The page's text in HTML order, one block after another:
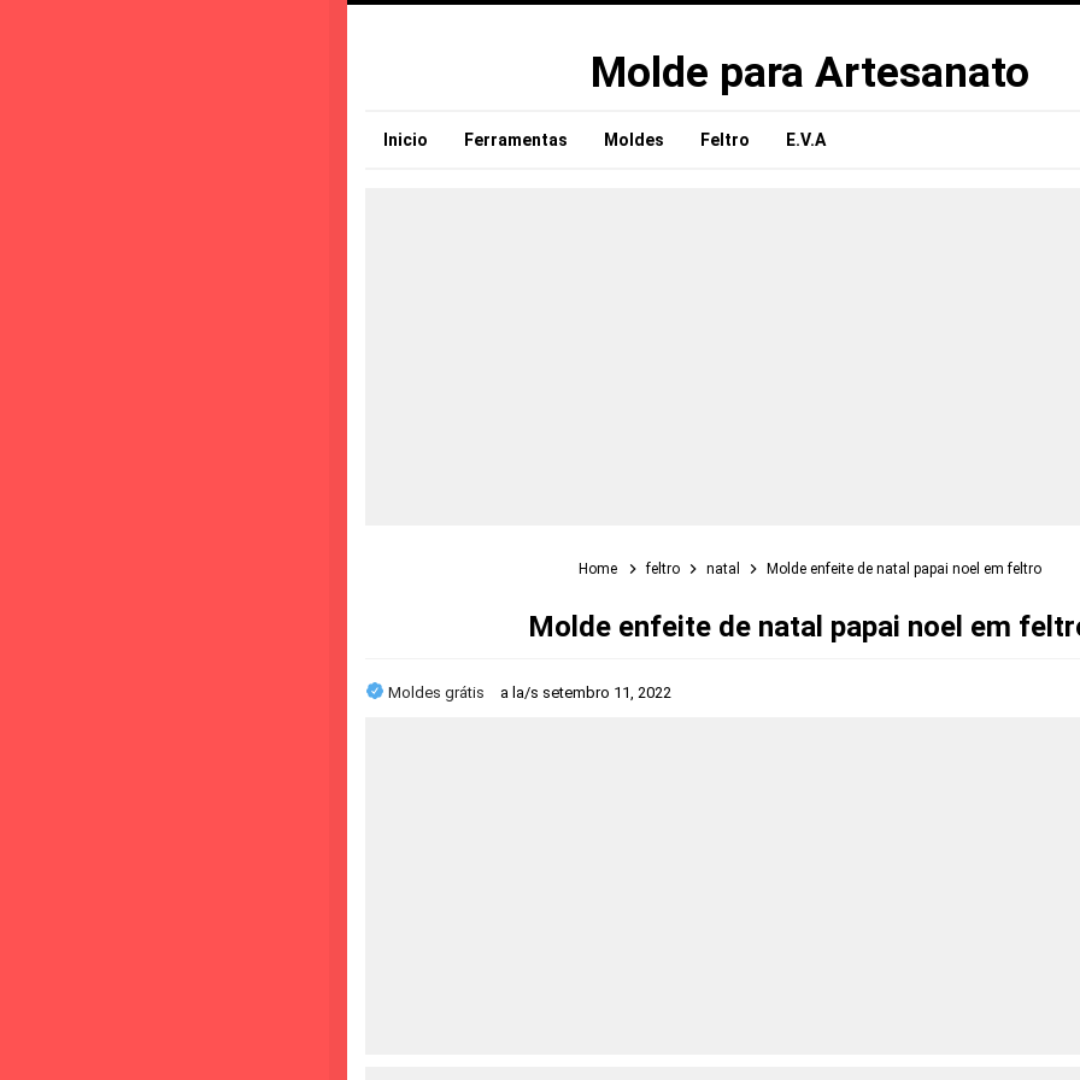
Molde para Artesanato
Inicio Ferramentas Moldes Feltro E.V.A
Home feltro natal Molde enfeite de natal papai noel em feltro
Molde enfeite de natal papai noel em
Moldes grátis a la/s setembro 11, 2022